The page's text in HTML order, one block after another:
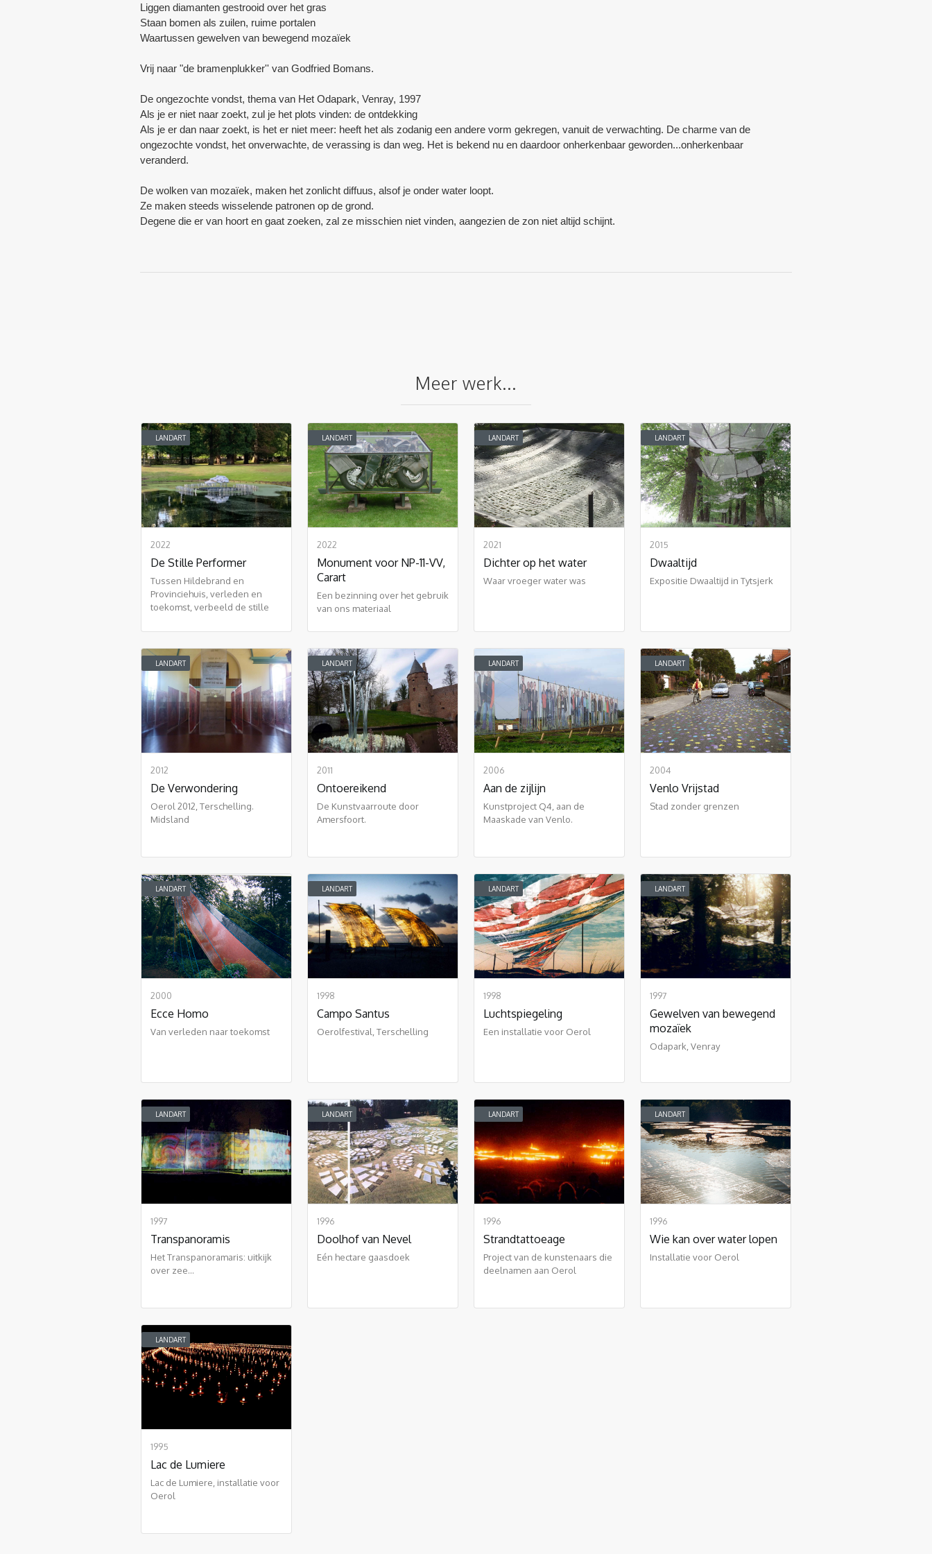
Liggen diamanten gestrooid over het gras
Staan bomen als zuilen, ruime portalen
Waartussen gewelven van bewegend mozaïek
Vrij naar "de bramenplukker'' van Godfried Bomans.
De ongezochte vondst, thema van Het Odapark, Venray, 1997
Als je er niet naar zoekt, zul je het plots vinden: de ontdekking
Als je er dan naar zoekt, is het er niet meer: heeft het als zodanig een andere vorm gekregen, vanuit de verwachting. De charme van de
ongezochte vondst, het onverwachte, de verassing is dan weg. Het is bekend nu en daardoor onherkenbaar geworden...onherkenbaar
veranderd.
De wolken van mozaïek, maken het zonlicht diffuus, alsof je onder water loopt.
Ze maken steeds wisselende patronen op de grond.
Degene die er van hoort en gaat zoeken, zal ze misschien niet vinden, aangezien de zon niet altijd schijnt.
Meer werk...
LANDART
2022
De Stille Performer
Tussen Hildebrand en
Provinciehuis, verleden en
toekomst, verbeeld de stille
LANDART
2022
Monument voor NP-11-VV,
Carart
Een bezinning over het gebruik
van ons materiaal
LANDART
2021
Dichter op het water
Waar vroeger water was
LANDART
2015
Dwaaltijd
Expositie Dwaaltijd in Tytsjerk
LANDART
2012
De Verwondering
Oerol 2012, Terschelling.
Midsland
LANDART
2011
Ontoereikend
De Kunstvaarroute door
Amersfoort.
LANDART
2006
Aan de zijlijn
Kunstproject Q4, aan de
Maaskade van Venlo.
LANDART
2004
Venlo Vrijstad
Stad zonder grenzen
LANDART
2000
Ecce Homo
Van verleden naar toekomst
LANDART
1998
Campo Santus
Oerolfestival, Terschelling
LANDART
1998
Luchtspiegeling
Een installatie voor Oerol
LANDART
1997
Gewelven van bewegend
mozaïek
Odapark, Venray
LANDART
1997
Transpanoramis
Het Transpanoramaris: uitkijk
over zee...
LANDART
1996
Doolhof van Nevel
Eén hectare gaasdoek
LANDART
1996
Strandtattoeage
Project van de kunstenaars die
deelnamen aan Oerol
LANDART
1996
Wie kan over water lopen
Installatie voor Oerol
LANDART
1995
Lac de Lumiere
Lac de Lumiere, installatie voor
Oerol